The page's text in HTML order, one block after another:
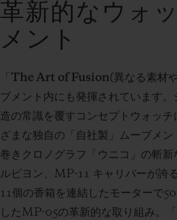
革新的なウォ
メント
The Art of Fusion(異なる素材
ブメント内にも発揮されています
造の常識を覆すコンセプトウォッ
ざまな独自の「自社製」ムーブメ
巻きクロノグラフ「ウニコ」の斬
ルビヨン、 MP-11 キャリバーが誇
11個の香箱を連結したモーターで50
した MP-05の革新的な取り組み。「